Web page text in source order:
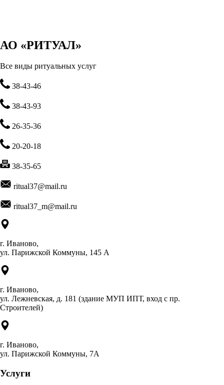
АО «РИТУАЛ»
Все виды ритуальных услуг
38-43-46
38-43-93
26-35-36
20-20-18
38-35-65
ritual37@mail.ru
ritual37_m@mail.ru
г. Иваново,
ул. Парижской Коммуны, 145 А
г. Иваново,
ул. Лежневская, д. 181 (здание МУП ИПТ, вход с пр.
Строителей)
г. Иваново,
ул. Парижской Коммуны, 7А
Услуги